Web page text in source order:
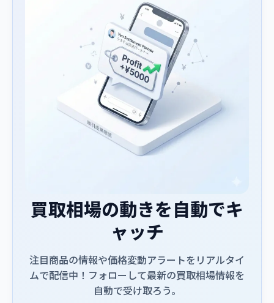
買取相場の動きを自動でキ
ャッチ
注目商品の情報や価格変動アラートをリアルタイ
ムで配信中！フォローして最新の買取相場情報を
自動で受け取ろう。